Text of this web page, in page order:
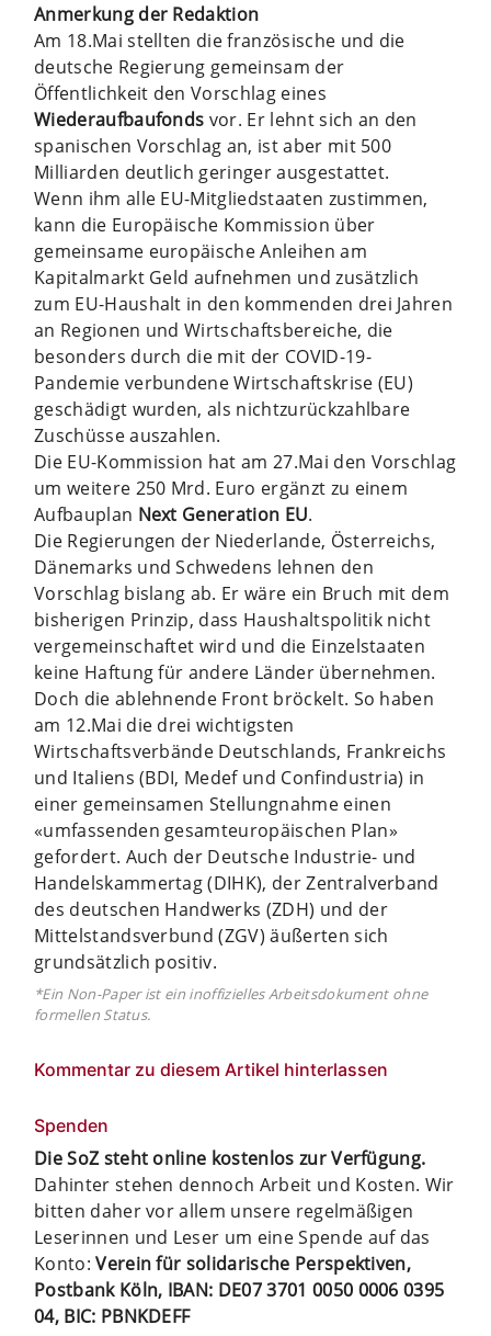
Anmerkung der Redaktion
Am 18.Mai stellten die französische und die
deutsche Re­gierung gemeinsam der
Öffentlichkeit den Vorschlag eines
Wiederaufbaufonds vor. Er lehnt sich an den
spanischen Vorschlag an, ist aber mit 500
Milliarden deutlich geringer ausgestattet.
Wenn ihm alle EU-Mitgliedstaaten zustimmen,
kann die Eu­ropäische Kommission über
gemeinsame europäische An­leihen am
Kapitalmarkt Geld aufnehmen und zusätzlich
zum EU-Haushalt in den kommenden drei Jahren
an Regionen und Wirtschaftsbereiche, die
besonders durch die mit der COVID-19-
Pandemie verbundene Wirtschaftskrise (EU)
geschädigt wurden, als nichtzurückzahlbare
Zuschüsse auszahlen.
Die EU-Kommission hat am 27.Mai den Vorschlag
um weitere 250 Mrd. Euro ergänzt zu einem
Aufbauplan Next Generation EU.
Die Regierungen der Niederlande, Österreichs,
Dänemarks und Schwedens lehnen den
Vorschlag bislang ab. Er wäre ein Bruch mit dem
bisherigen Prinzip, dass Haushaltspolitik nicht
vergemeinschaftet wird und die Einzelstaaten
keine Haftung für andere Länder übernehmen.
Doch die ablehnende Front bröckelt. So haben
am 12.Mai die drei wichtigsten
Wirtschaftsverbände Deutschlands, Frankreichs
und Italiens (BDI, Medef und Confindustria) in
einer gemeinsamen Stellungnahme einen
«umfassenden gesamteuropäischen Plan»
gefordert. Auch der Deutsche Industrie- und
Handelskammertag (DIHK), der Zentralverband
des deutschen Handwerks (ZDH) und der
Mittelstandsverbund (ZGV) äußerten sich
grundsätzlich positiv.
*Ein Non-Paper ist ein inoffizielles Arbeitsdokument ohne
formellen Status.
Kommentar zu diesem Artikel hinterlassen
Spenden
Die SoZ steht online kostenlos zur Verfügung.
Dahinter stehen dennoch Arbeit und Kosten. Wir
bitten daher vor allem unsere regelmäßigen
Leserinnen und Leser um eine Spende auf das
Konto:Verein für solidarische Perspektiven,
Postbank Köln, IBAN: DE07 3701 0050 0006 0395
04, BIC: PBNKDEFF